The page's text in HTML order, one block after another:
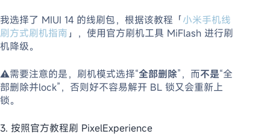
我选择了 MIUI 14 的线刷包，根据该教程「小米手机线
刷方式刷机指南」，使用官方刷机工具 MiFlash 进行刷
机降级。
⚠️需要注意的是，刷机模式选择“全部删除”，而不是“全
部删除并lock”，否则好不容易解开 BL 锁又会重新上
锁。
3. 按照官方教程刷 PixelExperience